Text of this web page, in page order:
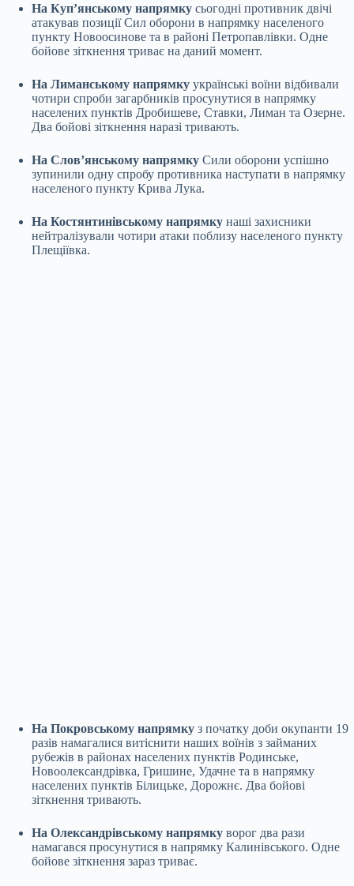
На Куп’янському напрямку сьогодні противник двічі
атакував позиції Сил оборони в напрямку населеного
пункту Новоосинове та в районі Петропавлівки. Одне
бойове зіткнення триває на даний момент.
На Лиманському напрямку українські воїни відбивали
чотири спроби загарбників просунутися в напрямку
населених пунктів Дробишеве, Ставки, Лиман та Озерне.
Два бойові зіткнення наразі тривають.
На Слов’янському напрямку Сили оборони успішно
зупинили одну спробу противника наступати в напрямку
населеного пункту Крива Лука.
На Костянтинівському напрямку наші захисники
нейтралізували чотири атаки поблизу населеного пункту
Плещіївка.
На Покровському напрямку з початку доби окупанти 19
разів намагалися витіснити наших воїнів з займаних
рубежів в районах населених пунктів Родинське,
Новоолександрівка, Гришине, Удачне та в напрямку
населених пунктів Білицьке, Дорожнє. Два бойові
зіткнення тривають.
На Олександрівському напрямку ворог два рази
намагався просунутися в напрямку Калинівського. Одне
бойове зіткнення зараз триває.